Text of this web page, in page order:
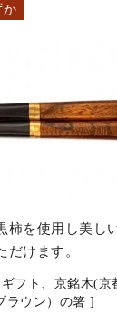
か
柿を使用し美し
けます。
フト、京銘木(京
ラウン）の箸 ]